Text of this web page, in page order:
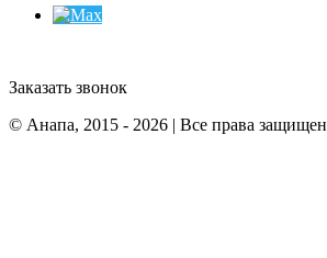
Заказать звонок
© Анапа, 2015 - 2026 | Все права